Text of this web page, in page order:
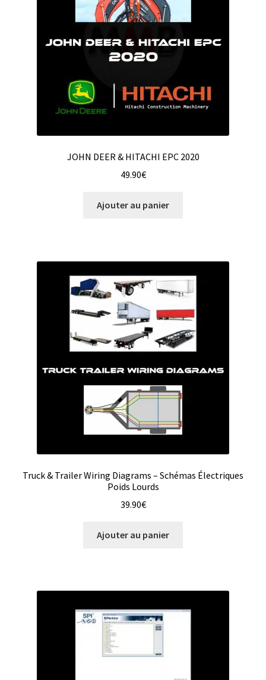
JOHN DEER & HITACHI EPC 2020
49.90€
Ajouter au panier
Truck & Trailer Wiring Diagrams – Schémas Électriques
Poids Lourds
39.90€
Ajouter au panier